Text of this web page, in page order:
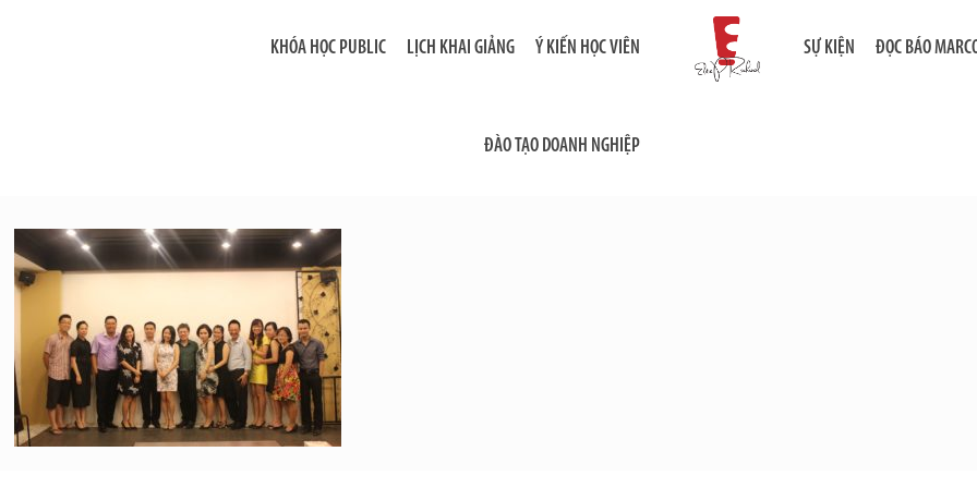
KHÓA HỌC PUBLIC LỊCH KHAI GIẢNG Ý KIẾN HỌC VIÊN
ĐÀO TẠO DOANH NGHIỆP
SỰ KIỆN ĐỌC BÁO